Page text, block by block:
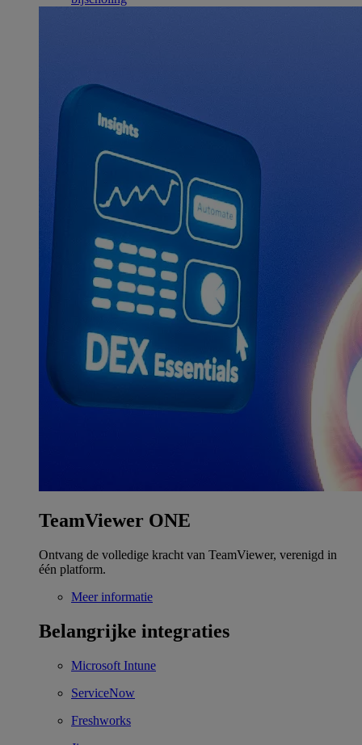
TeamViewer ONE
Ontvang de volledige kracht van TeamViewer, verenigd in
één platform.
Meer informatie
Belangrijke integraties
Microsoft Intune
ServiceNow
Freshworks